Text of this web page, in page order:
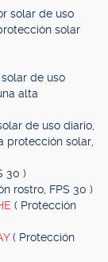
solar de uso
solar
de uso
alta
de uso diario,
protección solar,
30 )
rostro, FPS 30 )
( Protección
( Protección